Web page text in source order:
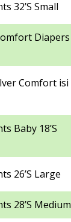
32’S Small
Diapers
Comfort isi
Baby 18’S
26’S Large
28’S Medium